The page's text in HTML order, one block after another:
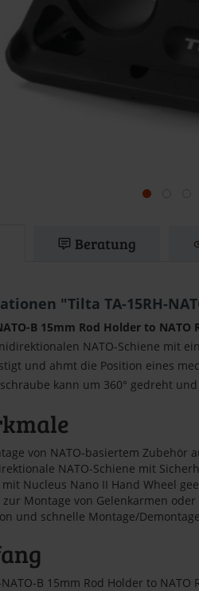
Beratung
"Tilta TA-15RH-
B 15mm Rod Holder to
NATO-Schiene mit
und ahmt die Position eines
kann um 360° gedreht
von NATO-basiertem Zubehör
NATO-Schiene mit
Nucleus Nano II Hand Wheel
zur Montage von Gelenkarmen
und schnelle Montage/Demontage
NATO-B 15mm Rod Holder to